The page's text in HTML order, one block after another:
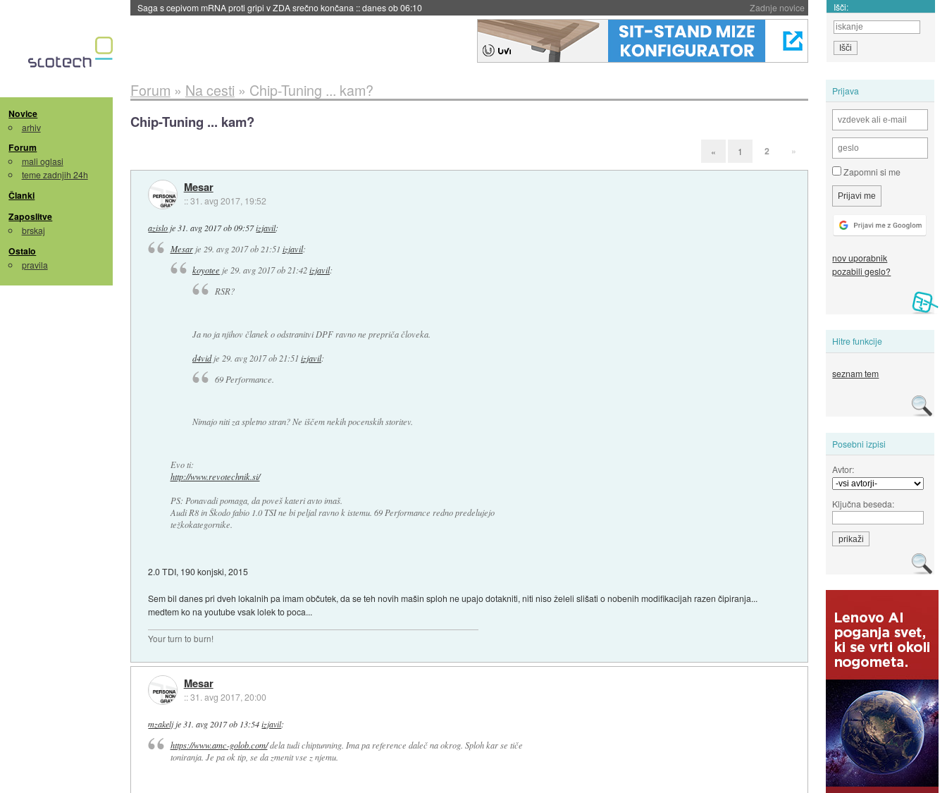
Zadnje novice
BMW v vozilih začel predvajati reklame::danes ob 06:09 Išči:
Novice
arhiv
Forum
mali oglasi
teme zadnjih 24h
Članki
Zaposlitve
brskaj
Ostalo
pravila
Prijava
Zapomni si me
nov uporabnik
pozabili geslo?
Hitre funkcije
seznam tem
Posebni izpisi
Avtor:
Ključna beseda:
Forum » Na cesti » Chip-Tuning ... kam?
Chip-Tuning ... kam?
« 1 2 »
Mesar
::31. avg 2017, 19:52
azislo je 31. avg 2017 ob 09:57izjavil:
Mesarje 29. avg 2017 ob 21:51 izjavil:
koyotee je 29. avg 2017 ob 21:42izjavil:
RSR?
Ja no ja njihov članek o odstranitvi DPF ravno ne prepriča človeka.
d4vidje 29. avg 2017 ob 21:51 izjavil:
69 Performance.
Nimajo niti za spletno stran? Ne iščem nekih pocenskih storitev.
Evo ti:
http://www.revotechnik.si/
PS: Ponavadi pomaga, da poveš kateri avto imaš.
Audi R8 in Škodo fabio 1.0 TSI ne bi peljal ravno k istemu. 69 Performance redno predelujejo
težkokategornike.
2.0 TDI, 190 konjski, 2015
Sem bil danes pri dveh lokalnih pa imam občutek, da se teh novih mašin sploh ne upajo dotakniti, niti niso želeli slišati o nobenih modifikacijah razen čipiranja...
medtem ko na youtube vsak lolek to poca...
Your turn to burn!
Mesar
::31. avg 2017, 20:00
mzakeljje 31. avg 2017 ob 13:54 izjavil:
https://www.amc-golob.com/dela tudi chiptunning. Ima pa reference daleč na okrog. Sploh kar se tiče
toniranja. Je pa ok tip, se da zmenit vse z njemu.